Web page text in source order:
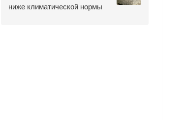
ниже климатической нормы